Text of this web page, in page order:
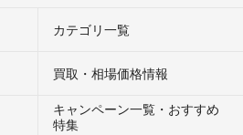
カテゴリ一覧
買取・相場価格情報
キャンペーン一覧・おすすめ
特集